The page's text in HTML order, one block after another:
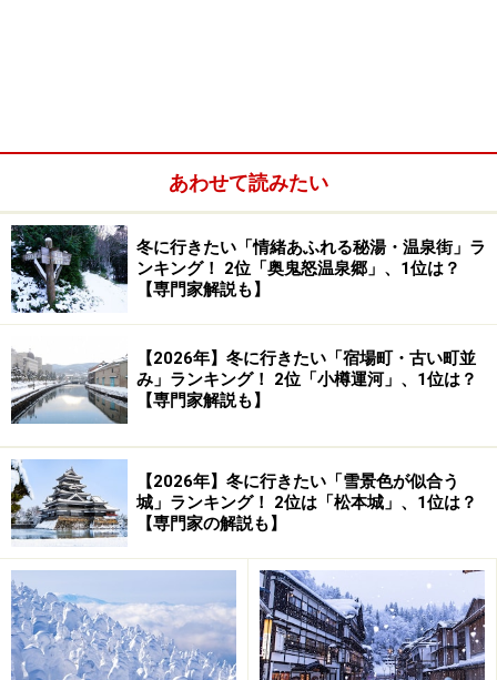
茅葺き屋根の家が並ぶ里山をゆっくり散策しましょ
う
おいしい特産品に要注目！道の駅にも立ち寄ってみ
ましょう
運行日限定の観光周遊バス利用が便利
美山かやぶきの里へのアクセス
懐かしい風景が見られる貴重なスポット、
美山かやぶきの里
茅葺き屋根の家が立ち並ぶ美山かやぶきの里。国内でも数少
なくなった貴重な風景です（2011年11月27日撮影）
あわせて読みたい
冬に行きたい「情緒あふれる秘湯・温泉街」ラ
ンキング！ 2位「奥鬼怒温泉郷」、1位は？
【専門家解説も】
【2026年】冬に行きたい「宿場町・古い町並
み」ランキング！ 2位「小樽運河」、1位は？
【専門家解説も】
【2026年】冬に行きたい「雪景色が似合う
城」ランキング！ 2位は「松本城」、1位は？
【専門家の解説も】